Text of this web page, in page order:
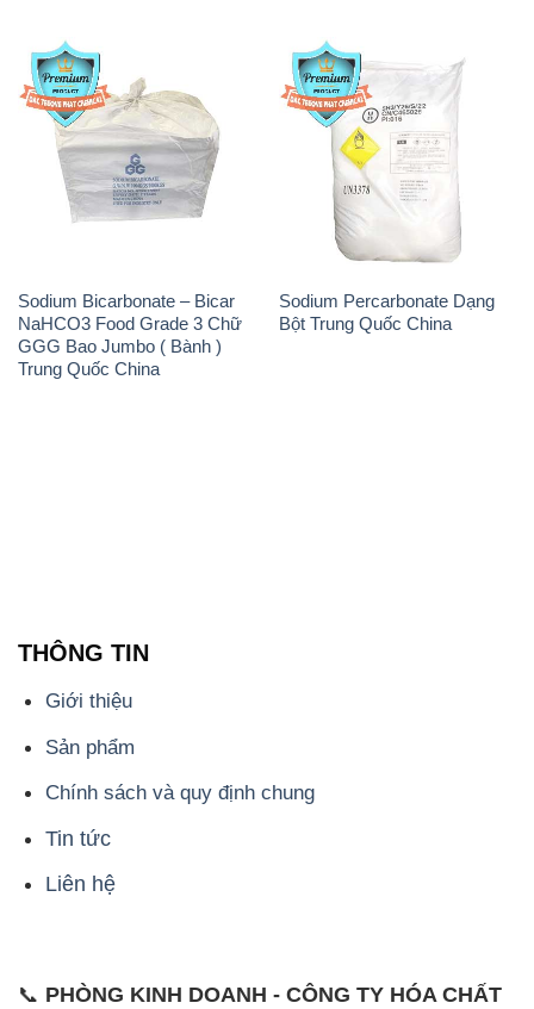
Sodium Bicarbonate – Bicar
NaHCO3 Food Grade 3 Chữ
GGG Bao Jumbo ( Bành )
Trung Quốc China
Sodium Percarbonate Dạng
Bột Trung Quốc China
THÔNG TIN
Giới thiệu
Sản phẩm
Chính sách và quy định chung
Tin tức
Liên hệ
📞 PHÒNG KINH DOANH - CÔNG TY HÓA CHẤT